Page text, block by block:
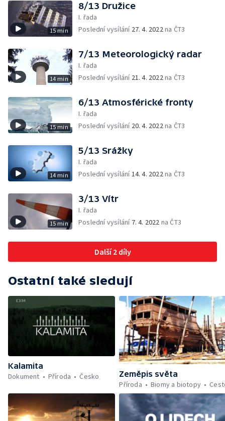
15 min
8/13 Družice
I. řada
Poslední vysílání 27. 4. 2022na ČT3
14 min
7/13 Meteorologický radar
I. řada
Poslední vysílání 21. 4. 2022na ČT3
15 min
6/13 Atmosférické fronty
I. řada
Poslední vysílání 20. 4. 2022na ČT3
14 min
5/13 Srážky
I. řada
Poslední vysílání14. 4. 2022na ČT3
15 min
3/13 Vítr
I. řada
Poslední vysílání 7. 4. 2022 na ČT3
Další 2 díly
Ostatní také sledují
Kalamita
Dokument
Příroda Česko
Zeměpis světa
Příroda
Biomy a biotopy